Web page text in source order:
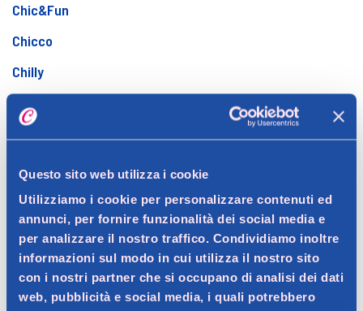
Questo sito web utilizza i cookie
Utilizziamo i cookie per personalizzare contenuti ed
annunci, per fornire funzionalità dei social media e
per analizzare il nostro traffico. Condividiamo inoltre
informazioni sul modo in cui utilizza il nostro sito
con i nostri partner che si occupano di analisi dei dati
web, pubblicità e social media, i quali potrebbero
Chic&Fun
Chicco
Chilly
Cif
Cillit Bang
Cistiset
Citronella